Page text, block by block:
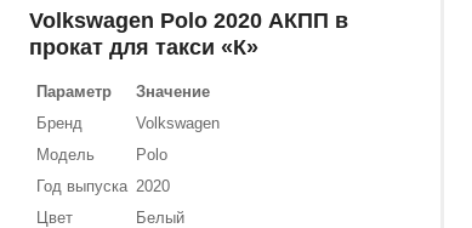
Volkswagen Polo 2020 АКПП в
прокат для такси «К»
Параметр
Значение
Бренд
Volkswagen
Модель
Polo
Год выпуска 2020
Цвет
Белый